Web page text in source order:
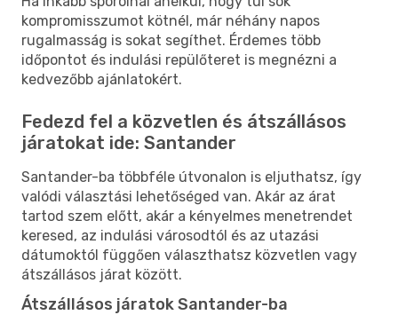
kompromisszumot kötnél, már néhány napos
rugalmasság is sokat segíthet. Érdemes több
időpontot és indulási repülőteret is megnézni a
kedvezőbb ajánlatokért.
Fedezd fel a közvetlen és átszállásos
járatokat ide: Santander
Santander-ba többféle útvonalon is eljuthatsz, így
valódi választási lehetőséged van. Akár az árat
tartod szem előtt, akár a kényelmes menetrendet
keresed, az indulási városodtól és az utazási
dátumoktól függően választhatsz közvetlen vagy
átszállásos járat között.
Átszállásos járatok Santander-ba